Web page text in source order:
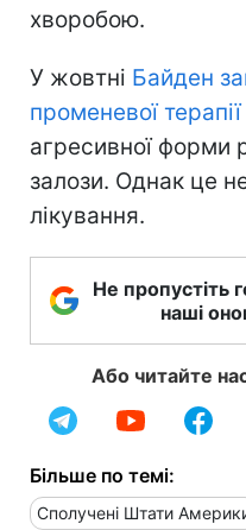
хворобою.
У жовтні Байден
променевої терапії
агресивної форми
залози. Однак це
лікування.
Не пропустіть
наші
Або читайте
Більше по темі:
Сполучені Штати